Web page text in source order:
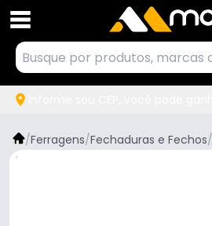
/Ferragens/Fechaduras e Fechos/